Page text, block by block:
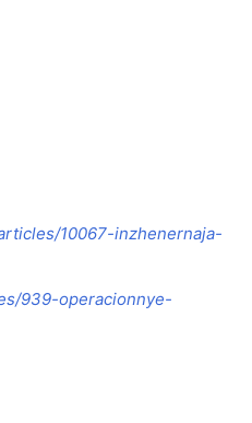
10067-inzhenernaja-
939-operacionnye-